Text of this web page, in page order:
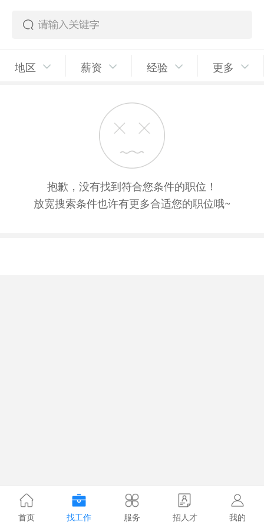
地区 薪资 经验 更多
抱歉，没有找到符合您条件的职位！
放宽搜索条件也许有更多合适您的职位哦~
首页 找工作 服务 招人才 我的